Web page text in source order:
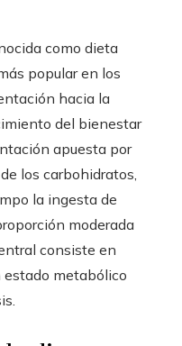
como dieta
popular en los
hacia la
del bienestar
apuesta por
los carbohidratos,
la ingesta de
moderada
consiste en
estado metabólico